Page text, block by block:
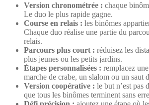
Version chronométrée : chaque
Le duo le plus rapide gagne.
Course en relais : les binômes
Chaque duo réalise une partie du
relais.
Parcours plus court : réduisez les
plus jeunes ou les petits jardins.
Étapes personnalisées : remplacez
marche de crabe, un slalom ou un saut
Version coopérative : le but n’est pas
que tous les binômes terminent sans